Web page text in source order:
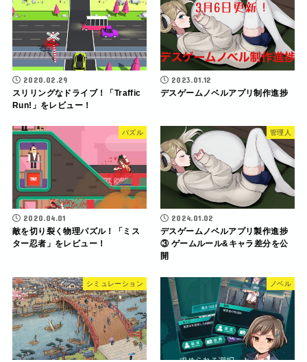
2020.02.29
スリリングなドライブ！「Traffic
Run!」をレビュー！
2023.01.12
デスゲームノベルアプリ制作進捗
パズル
2020.04.01
敵を切り裂く物理パズル！「ミス
ター忍者」をレビュー！
管理人
2024.01.02
デスゲームノベルアプリ製作進捗
③ ゲームルール&キャラ差分を公
開
シミュレーション ノベル